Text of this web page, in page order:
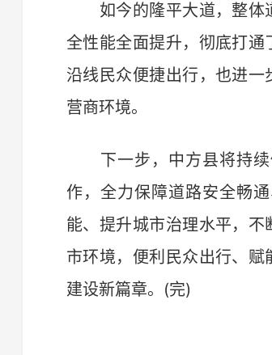
如今的隆平大道，整体
全性能全面提升，彻底打
沿线民众便捷出行，也进
营商环境。
下一步，中方县将持续
作，全力保障道路安全畅
能、提升城市治理水平，
市环境，便利民众出行、
建设新篇章。(完)